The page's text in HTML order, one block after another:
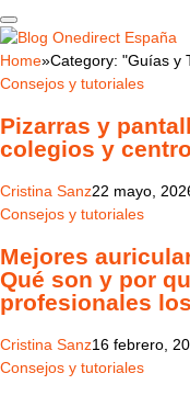
Home»Category: "Guías y
Consejos y tutoriales
Pizarras y
colegios y
Cristina Sanz22 mayo,
Consejos y tutoriales
Mejores
Qué son y por
profesionales
Cristina Sanz16 febrero,
Consejos y tutoriales